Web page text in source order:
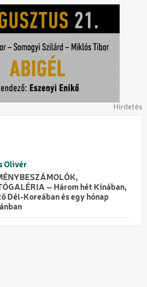
Hirdetés
Olivér
– Három hét Kínában,
Dél-Koreában és egy hónap